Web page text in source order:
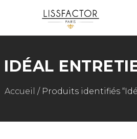
IDÉAL
Accueil / Produits identifiés